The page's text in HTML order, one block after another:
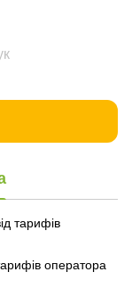
тарифів
оператора